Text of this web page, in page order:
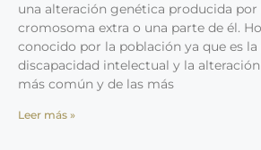
una alteración genética producida por
cromosoma extra o una parte de él.
conocido por la población ya que es
discapacidad intelectual y la
más común y de las más
Leer más »